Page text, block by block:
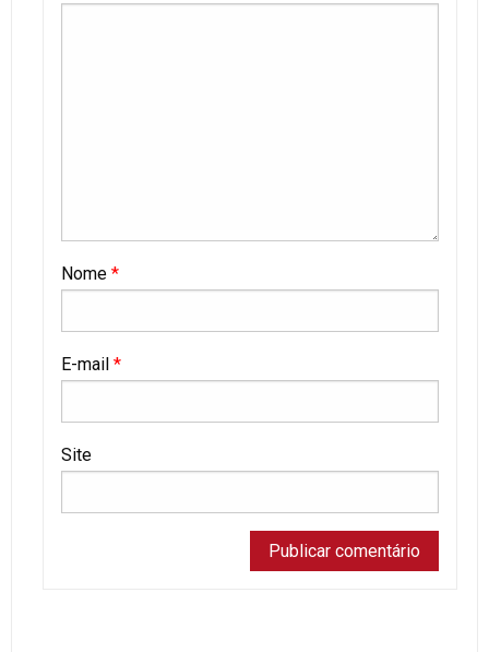
Nome *
E-mail *
Site